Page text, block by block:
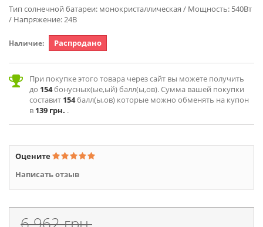
Тип солнечной батареи: монокристаллическая / Мощность: 540Вт
/ Напряжение: 24В
Наличие: Распродано
При покупке этого товара через сайт вы можете получить
до 154бонусных(ые,ый) балл(ы,ов). Сумма вашей покупки
составит 154балл(ы,ов) которые можно обменять на купон
в 139 грн. .
Оцените
Написать отзыв